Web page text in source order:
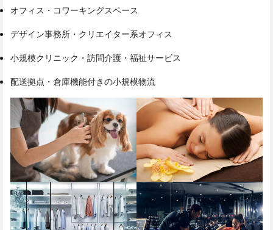
オフィス・コワーキングスペース
デザイン事務所・クリエイター系オフィス
小規模クリニック・訪問介護・福祉サービス
配送拠点・倉庫機能付きの小規模物流